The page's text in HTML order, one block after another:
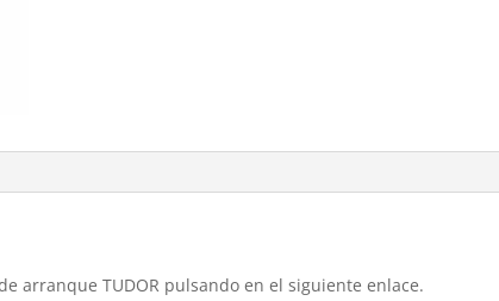
arranque TUDOR pulsando en el siguiente enlace.